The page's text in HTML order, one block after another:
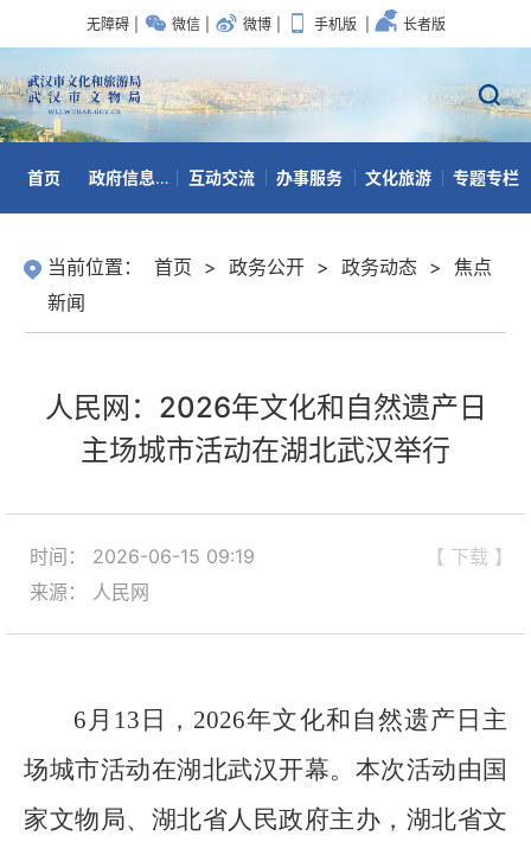
无障碍 微信 微博 手机版 长者版
首页 政府信息公开 互动交流 办事服务 文化旅游 专题专栏
当前位置： 首页 > 政务公开 > 政务动态 > 焦点
新闻
人民网：2026年文化和自然遗产日
主场城市活动在湖北武汉举行
【 下载 】
时间： 2026-06-15 09:19
来源： 人民网
6月13日，2026年文化和自然遗产日主
场城市活动在湖北武汉开幕。本次活动由国
家文物局、湖北省人民政府主办，湖北省文